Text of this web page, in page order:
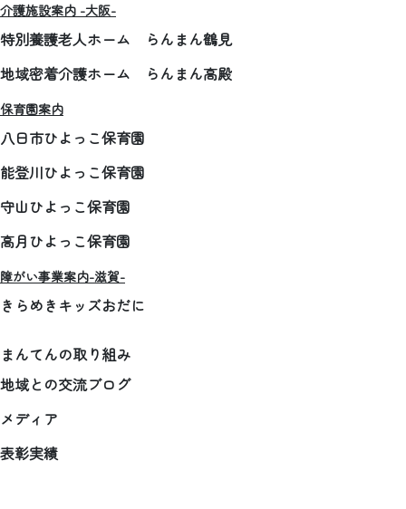
介護施設案内 -大阪-
特別養護老人ホーム らんまん鶴見
地域密着介護ホーム らんまん高殿
保育園案内
八日市ひよっこ保育園
能登川ひよっこ保育園
守山ひよっこ保育園
高月ひよっこ保育園
障がい事業案内-滋賀-
きらめきキッズおだに
まんてんの取り組み
地域との交流ブログ
メディア
表彰実績